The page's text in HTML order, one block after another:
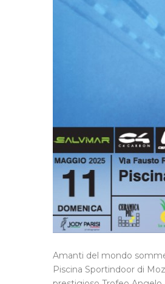
Amanti del mondo
Piscina Sportindoor di